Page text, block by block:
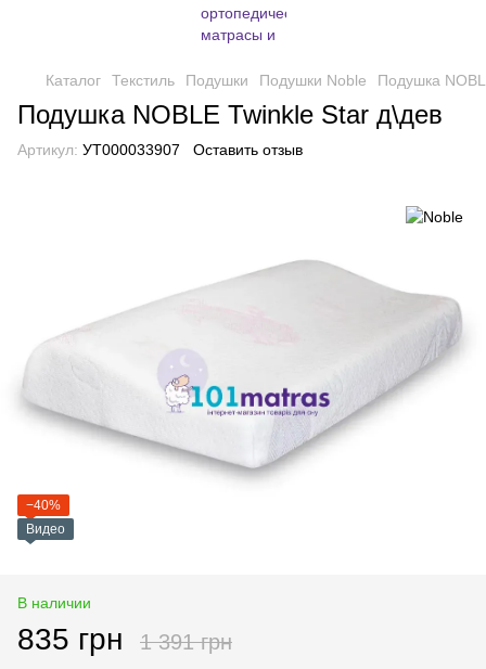
Каталог Текстиль Подушки Подушки Noble Подушка
Подушка NOBLE Twinkle Star д\дев
Артикул: УТ000033907 Оставить отзыв
−40%
Видео
В наличии
835 грн 1 391 грн